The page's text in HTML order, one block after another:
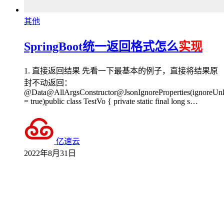
其他
SpringBoot统一返回格式怎么实现
1. 直接返回结果 先看一下最基本的例子，直接将结果原
封不动返回：
= true)public class TestVo { private static final long s…
亿速云
2022年8月31日